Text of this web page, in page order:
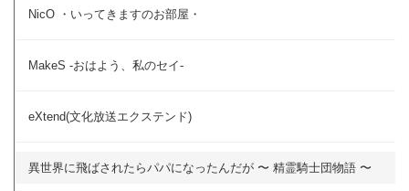
NicO ・いってきますのお部屋・
MakeS -おはよう、私のセイ-
eXtend(文化放送エクステンド)
異世界に飛ばされたらパパになったんだが 〜 精霊騎士団物語 〜